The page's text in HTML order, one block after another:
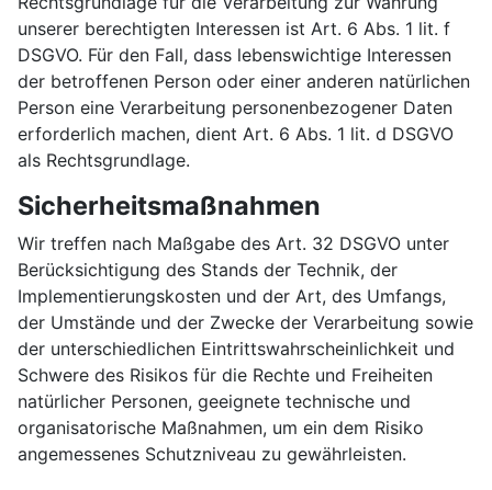
unserer berechtigten Interessen ist Art. 6 Abs. 1 lit. f
DSGVO. Für den Fall, dass lebenswichtige Interessen
der betroffenen Person oder einer anderen natürlichen
Person eine Verarbeitung personenbezogener Daten
erforderlich machen, dient Art. 6 Abs. 1 lit. d DSGVO
als Rechtsgrundlage.
Sicherheitsmaßnahmen
Wir treffen nach Maßgabe des Art. 32 DSGVO unter
Berücksichtigung des Stands der Technik, der
Implementierungskosten und der Art, des Umfangs,
der Umstände und der Zwecke der Verarbeitung sowie
der unterschiedlichen Eintrittswahrscheinlichkeit und
Schwere des Risikos für die Rechte und Freiheiten
natürlicher Personen, geeignete technische und
organisatorische Maßnahmen, um ein dem Risiko
angemessenes Schutzniveau zu gewährleisten.